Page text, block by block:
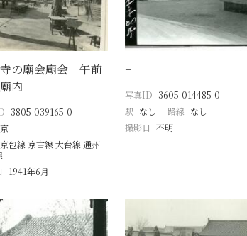
の廟会廟会 午前
内
3805-039165-0
京包線 京古線 大台線 通州
1941年6月
−
写真ID 3605-014485-0
駅 なし 路線 なし
撮影日 不明